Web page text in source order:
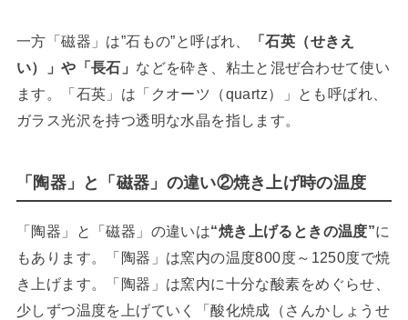
一方「磁器」は”石もの”と呼ばれ、
「石英（せきえ
い）」や「長石」 などを砕き、粘土と混ぜ合わせて使い
ます。「石英」は「クオーツ（quartz）」とも呼ばれ、
ガラス光沢を持つ透明な水晶を指します。
「陶器」と「磁器」の違い②焼き上げ時の温度
「陶器」と「磁器」の違いは“焼き上げるときの温度”に
もあります。「陶器」は窯内の温度800度～1250度で焼
き上げます。「陶器」は窯内に十分な酸素をめぐらせ、
少しずつ温度を上げていく「酸化焼成（さんかしょうせ